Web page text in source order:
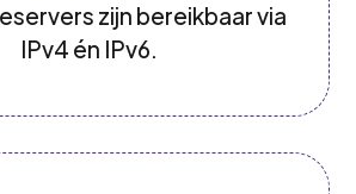
zijn bereikbaar via
IPv4 én IPv6.